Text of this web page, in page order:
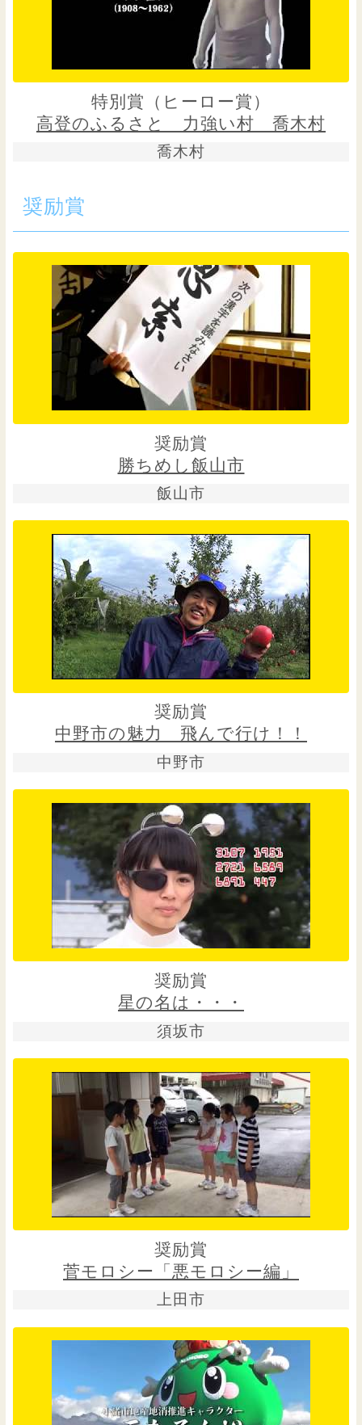
特別賞（ヒーロー賞）
高登のふるさと 力強い村 喬木村
喬木村
奨励賞
奨励賞
勝ちめし飯山市
飯山市
奨励賞
中野市の魅力 飛んで行け！！
中野市
奨励賞
星の名は・・・
須坂市
奨励賞
菅モロシー「悪モロシー編」
上田市